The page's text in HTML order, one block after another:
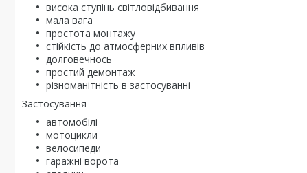
висока ступінь світловідбивання
мала вага
простота монтажу
стійкість до атмосферних впливів
долговечнось
простий демонтаж
різноманітність в застосуванні
Застосування
автомобілі
мотоцикли
велосипеди
гаражні ворота